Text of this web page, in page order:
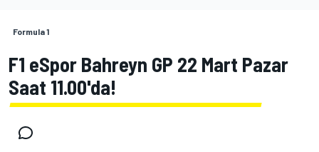
Formula 1
F1 eSpor Bahreyn GP 22 Mart Pazar
Saat 11.00'da!